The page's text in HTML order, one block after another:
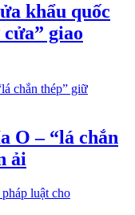
khẩu quốc
cửa” giao
O – “lá chắn
ải